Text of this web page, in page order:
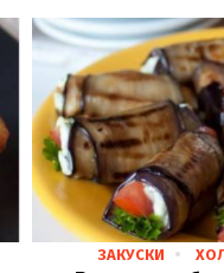
ЗАКУСКИ